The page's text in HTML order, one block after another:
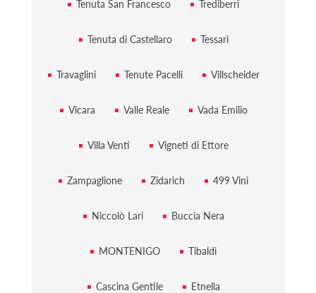
Tenuta San Francesco Trediberri
Tenuta di Castellaro Tessari
Travaglini Tenute Pacelli Villscheider
Vicara Valle Reale Vada Emilio
Villa Venti Vigneti di Ettore
Zampaglione Zidarich 499 Vini
Niccolò Lari Buccia Nera
MONTENIGO Tibaldi
Cascina Gentile Etnella